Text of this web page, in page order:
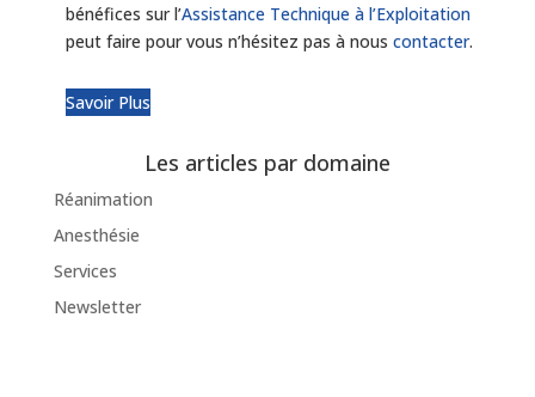
bénéfices sur l’Assistance Technique à l’Exploitation
peut faire pour vous n’hésitez pas à nous contacter.
Savoir Plus
Les articles par domaine
Réanimation
Anesthésie
Services
Newsletter